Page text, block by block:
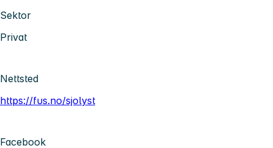
Sektor
Privat
Nettsted
https://fus.no/sjolyst
Facebook